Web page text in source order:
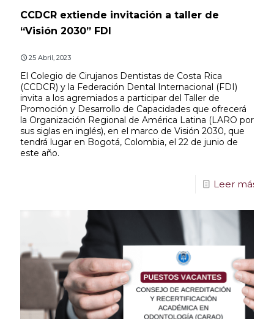
CCDCR extiende invitación a taller de
“Visión 2030” FDI
25 Abril, 2023
El Colegio de Cirujanos Dentistas de Costa Rica
(CCDCR) y la Federación Dental Internacional (FDI)
invita a los agremiados a participar del Taller de
Promoción y Desarrollo de Capacidades que ofrecerá
la Organización Regional de América Latina (LARO por
sus siglas en inglés), en el marco de Visión 2030, que
tendrá lugar en Bogotá, Colombia, el 22 de junio de
este año.
Leer más